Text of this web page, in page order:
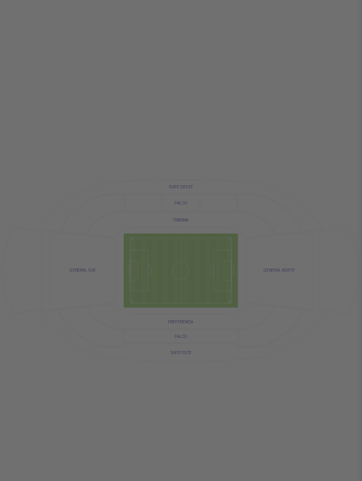
GENERAL NORTE
GENERAL SUR
TRIBUNA
PREFERENCIA
PALCO
PALCO
SUITE OESTE
SUITE ESTE